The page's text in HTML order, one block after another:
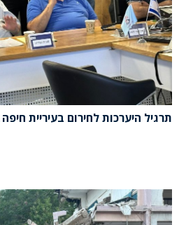
תרגיל היערכות לחירום בעיריית